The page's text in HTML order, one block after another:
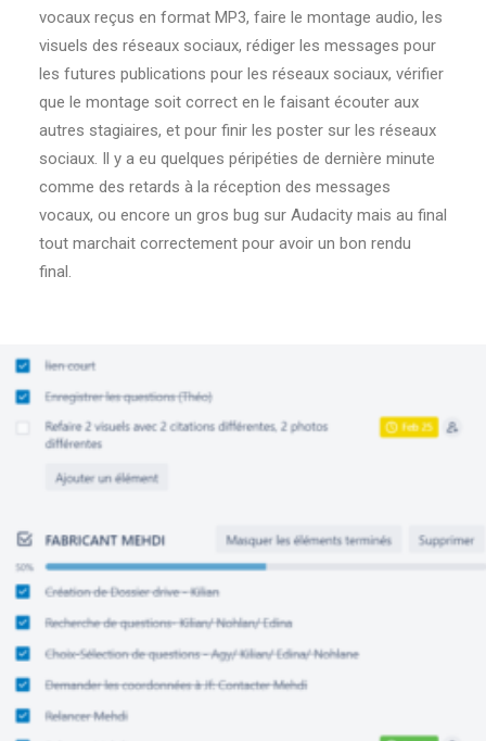
vocaux reçus en format MP3, faire le montage audio, les
visuels des réseaux sociaux, rédiger les messages pour
les futures publications pour les réseaux sociaux, vérifier
que le montage soit correct en le faisant écouter aux
autres stagiaires, et pour finir les poster sur les réseaux
sociaux. Il y a eu quelques péripéties de dernière minute
comme des retards à la réception des messages
vocaux, ou encore un gros bug sur Audacity mais au final
tout marchait correctement pour avoir un bon rendu
final.